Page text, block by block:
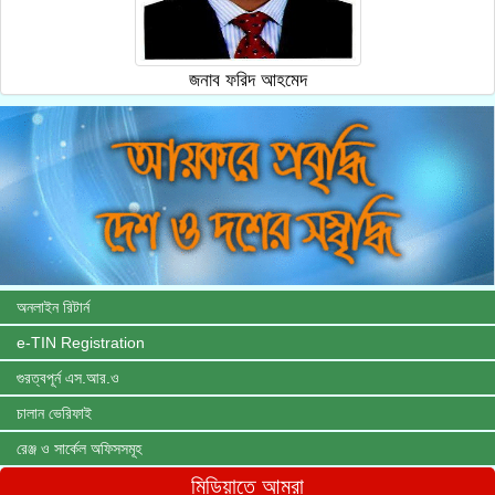
জনাব ফরিদ আহমেদ
অনলাইন রিটার্ন
e-TIN Registration
গুরত্বপূর্ন এস.আর.ও
চালান ভেরিফাই
রেঞ্জ ও সার্কেল অফিসসমূহ
মিডিয়াতে আমরা